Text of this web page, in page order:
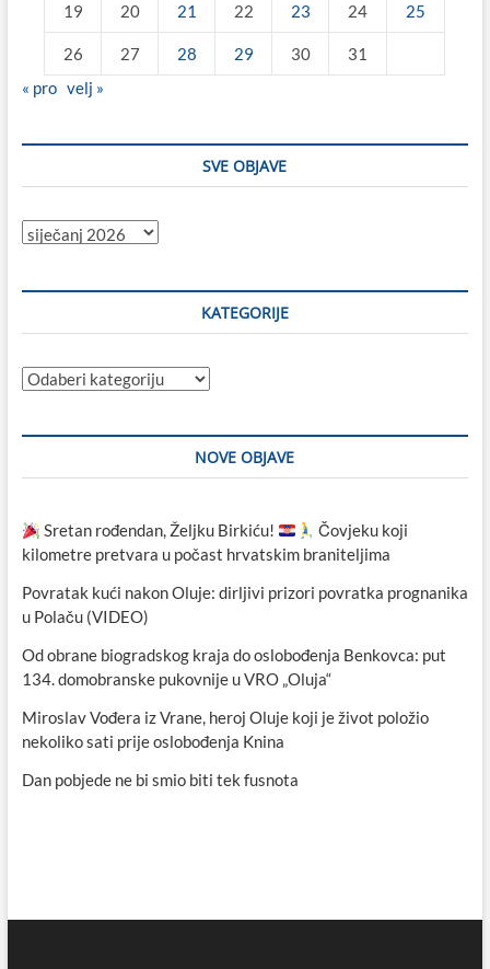
19 20 21 22 23 24 25
26 27 28 29 30
31
« pro velj »
SVE OBJAVE
Sve
KATEGORIJE
Kategorije
NOVE OBJAVE
Sretan rođendan, Željku Birkiću!
Čovjeku koji
kilometre pretvara u počast hrvatskim braniteljima
Povratak kući nakon Oluje: dirljivi prizori povratka prognanika
u Polaču (VIDEO)
Od obrane biogradskog kraja do oslobođenja Benkovca: put
134. domobranske pukovnije u VRO „Oluja“
Miroslav Vođera iz Vrane, heroj Oluje koji je život položio
nekoliko sati prije oslobođenja Knina
Dan pobjede ne bi smio biti tek fusnota